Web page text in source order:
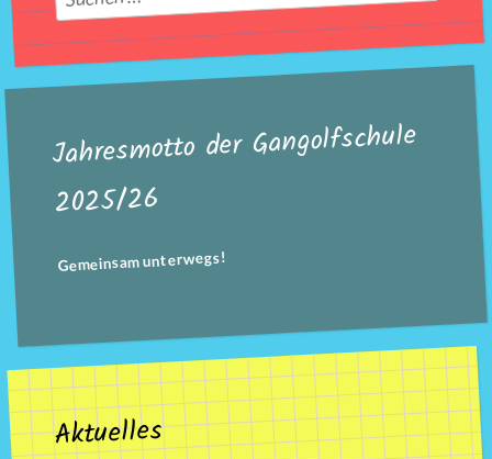
nach:
Jahresmotto der Gangolfschule
2025/26
Gemeinsam unterwegs!
Aktuelles